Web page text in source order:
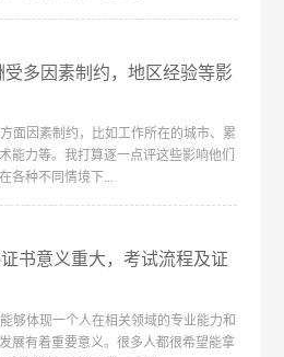
多因素制约，地区经验等影
面因素制约，比如工作所在的城市、累
能力等。我打算逐一点评这些影响他们
各种不同情境下...
书意义重大，考试流程及证
够体现一个人在相关领域的专业能力和
展有着重要意义。很多人都很希望能拿